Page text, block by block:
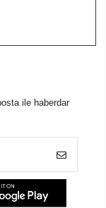
ile haberdar